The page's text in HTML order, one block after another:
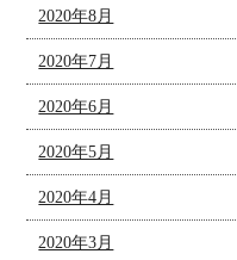
2020年8月
2020年7月
2020年6月
2020年5月
2020年4月
2020年3月